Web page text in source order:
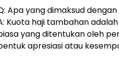
Apa yang dimaksud
Kuota haji tambahan
yang ditentukan oleh
apresiasi atau